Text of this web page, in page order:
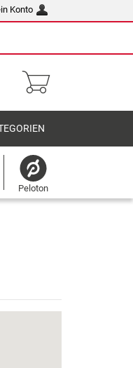
Konto
Peloton